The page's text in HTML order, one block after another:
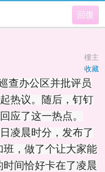
回復
樓主
收藏
查办公区并批评员
热议。随后，钉钉
应了这一热点。
凌晨时分，发布了
班，做了个让大家能
时间恰好卡在了凌晨